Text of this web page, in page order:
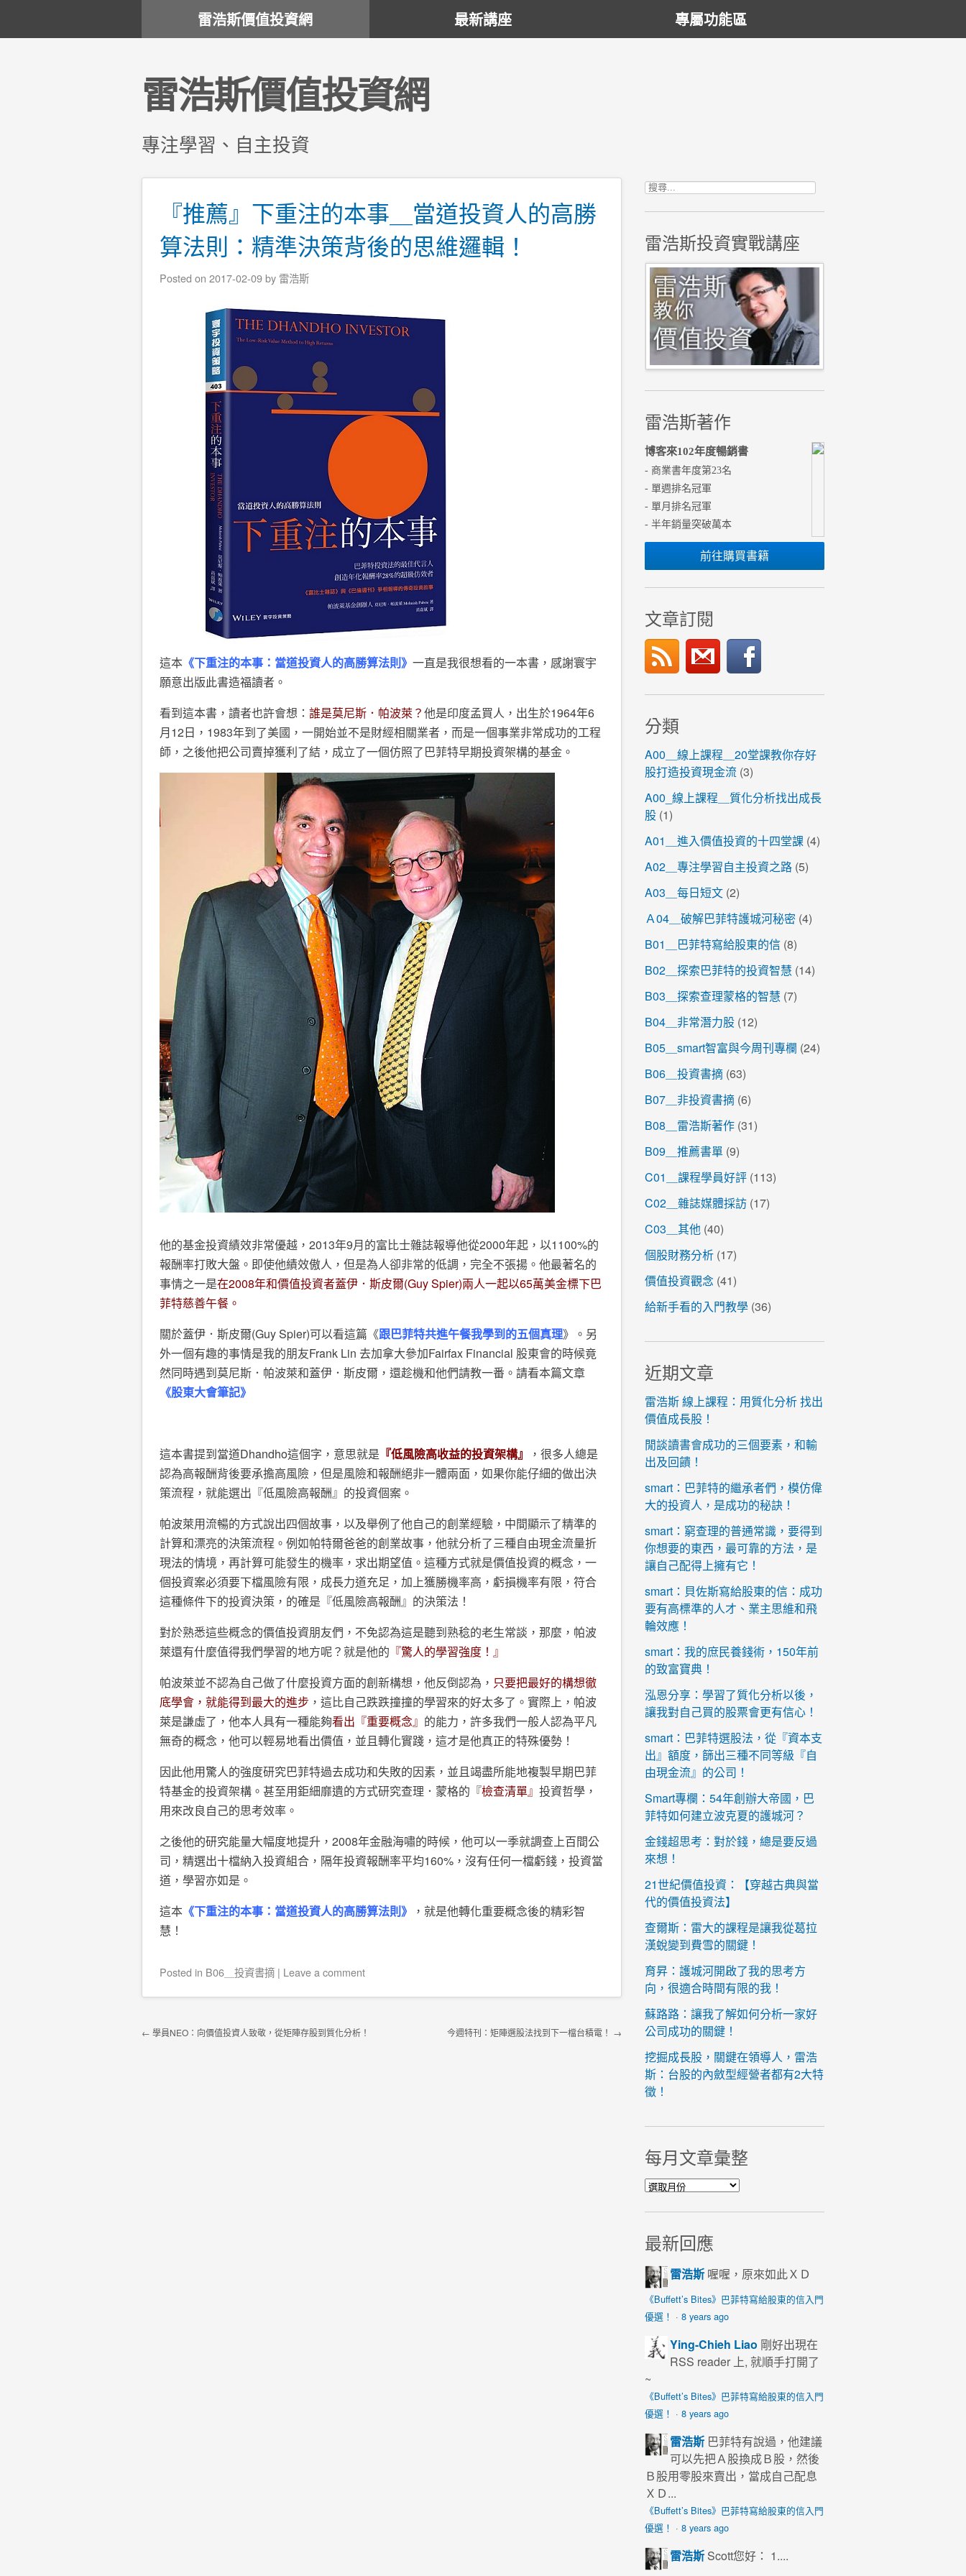
雷浩斯價值投資網 最新講座 專屬功能區
雷浩斯價值投資網
專注學習、自主投資
『推薦』下重注的本事＿當道投資人的高勝
算法則：精準決策背後的思維邏輯！
Posted on 2017-02-09by 雷浩斯
這本 《下重注的本事：當道投資人的高勝算法則》 一直是我很想看的一本書，感謝寰宇
願意出版此書造福讀者。
看到這本書，讀者也許會想： 誰是莫尼斯．帕波萊？他是印度孟買人，出生於1964年6
月12日，1983年到了美國，一開始並不是財經相關業者，而是一個事業非常成功的工程
師，之後他把公司賣掉獲利了結，成立了一個仿照了巴菲特早期投資架構的基金。
他的基金投資績效非常優越，2013年9月的富比士雜誌報導他從2000年起，以1100%的
報酬率打敗大盤。即使他績效傲人，但是為人卻非常的低調，完全不張揚。他最著名的
事情之一是在2008年和價值投資者蓋伊．斯皮爾(Guy Spier)兩人一起以65萬美金標下巴
菲特慈善午餐。
關於蓋伊．斯皮爾(Guy Spier)可以看這篇《跟巴菲特共進午餐我學到的五個真理》。另
外一個有趣的事情是我的朋友Frank Lin 去加拿大參加Fairfax Financial 股東會的時候竟
然同時遇到莫尼斯．帕波萊和蓋伊．斯皮爾，還趁機和他們請教一番。請看本篇文章
《股東大會筆記》
這本書提到當道Dhandho這個字，意思就是 『低風險高收益的投資架構』
，很多人總是
認為高報酬背後要承擔高風險，但是風險和報酬絕非一體兩面，如果你能仔細的做出決
策流程，就能選出『低風險高報酬』的投資個案。
帕波萊用流暢的方式說出四個故事，以及舉例了他自己的創業經驗，中間顯示了精準的
計算和漂亮的決策流程。例如帕特爾爸爸的創業故事，他就分析了三種自由現金流量折
現法的情境，再計算可能發生的機率，求出期望值。這種方式就是價值投資的概念，一
個投資案必須要下檔風險有限，成長力道充足，加上獲勝機率高，虧損機率有限，符合
這種條件下的投資決策，的確是『低風險高報酬』的決策法！
對於熟悉這些概念的價值投資朋友們，不免認為這是聽到熟稔的老生常談，那麼，帕波
萊還有什麼值得我們學習的地方呢？就是他的 『驚人的學習強度！』
帕波萊並不認為自己做了什麼投資方面的創新構想，他反倒認為， 只要把最好的構想徹
底學會，就能得到最大的進步 ，這比自己跌跌撞撞的學習來的好太多了。實際上，帕波
萊是謙虛了，他本人具有一種能夠看出『重要概念』 的能力，許多我們一般人認為平凡
無奇的概念，他可以輕易地看出價值，並且轉化實踐，這才是他真正的特殊優勢！
因此他用驚人的強度研究巴菲特過去成功和失敗的因素，並且竭盡所能地複製早期巴菲
特基金的投資架構。甚至用鉅細靡遺的方式研究查理．蒙格的『檢查清單』 投資哲學，
用來改良自己的思考效率。
之後他的研究能量大幅度地提升，2008年金融海嘯的時候，他可以一季就調查上百間公
司，精選出十檔納入投資組合，隔年投資報酬率平均160%，沒有任何一檔虧錢，投資當
道，學習亦如是。
這本 《下重注的本事：當道投資人的高勝算法則》
，就是他轉化重要概念後的精彩智
慧！
Posted in B06＿投資書摘 | Leave a comment
Post navigation
← 學員NEO：向價值投資人致敬，從矩陣存股到質化分析！ 今週特刊：矩陣選股法找到下一檔台積電！ →
搜尋關鍵字:
雷浩斯投資實戰講座
雷浩斯著作
博客來102年度暢銷書
- 商業書年度第23名
- 單週排名冠軍
- 單月排名冠軍
- 半年銷量突破萬本
前往購買書籍
文章訂閱
分類
A00＿線上課程＿20堂課教你存好
股打造投資現金流 (3)
A00_線上課程＿質化分析找出成長
股 (1)
A01＿進入價值投資的十四堂課 (4)
A02＿專注學習自主投資之路 (5)
A03＿每日短文 (2)
Ａ04＿破解巴菲特護城河秘密 (4)
B01＿巴菲特寫給股東的信 (8)
B02＿探索巴菲特的投資智慧 (14)
B03＿探索查理蒙格的智慧 (7)
B04＿非常潛力股 (12)
B05＿smart智富與今周刊專欄 (24)
B06＿投資書摘 (63)
B07＿非投資書摘 (6)
B08＿雷浩斯著作 (31)
B09＿推薦書單 (9)
C01＿課程學員好評 (113)
C02＿雜誌媒體採訪 (17)
C03＿其他 (40)
個股財務分析 (17)
價值投資觀念 (41)
給新手看的入門教學 (36)
近期文章
雷浩斯 線上課程：用質化分析 找出
價值成長股！
閒談讀書會成功的三個要素，和輸
出及回饋！
smart：巴菲特的繼承者們，模仿偉
大的投資人，是成功的秘訣！
smart：窮查理的普通常識，要得到
你想要的東西，最可靠的方法，是
讓自己配得上擁有它！
smart：貝佐斯寫給股東的信：成功
要有高標準的人才、業主思維和飛
輪效應！
smart：我的庶民養錢術，150年前
的致富寶典！
泓恩分享：學習了質化分析以後，
讓我對自己買的股票會更有信心！
smart：巴菲特選股法，從『資本支
出』額度，篩出三種不同等級『自
由現金流』的公司！
Smart專欄：54年創辦大帝國，巴
菲特如何建立波克夏的護城河？
金錢超思考：對於錢，總是要反過
來想！
21世紀價值投資：【穿越古典與當
代的價值投資法】
查爾斯：雷大的課程是讓我從葛拉
漢蛻變到費雪的關鍵！
育昇：護城河開啟了我的思考方
向，很適合時間有限的我！
蘇路路：讓我了解如何分析一家好
公司成功的關鍵！
挖掘成長股，關鍵在領導人，雷浩
斯：台股的內斂型經營者都有2大特
徵！
每月文章彙整
每月文章彙整
最新回應
雷浩斯 喔喔，原來如此ＸＤ
《Buffett’s Bites》巴菲特寫給股東的信入門
優選！ · 8 years ago
Ying-Chieh Liao 剛好出現在
RSS reader 上, 就順手打開了
~
《Buffett’s Bites》巴菲特寫給股東的信入門
優選！ · 8 years ago
雷浩斯 巴菲特有說過，他建議
可以先把Ａ股換成Ｂ股，然後
Ｂ股用零股來賣出，當成自己配息
ＸＤ...
《Buffett’s Bites》巴菲特寫給股東的信入門
優選！ · 8 years ago
雷浩斯 Scott您好： 1....